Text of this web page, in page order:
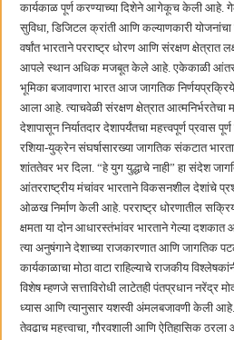
कार्यकाळ पूर्ण करण्याच्या दिशेने आगेकूच केली आहे.
सुविधा, डिजिटल क्रांती आणि कल्याणकारी
वर्षांत भारताने परराष्ट्र धोरण आणि संरक्षण
आपले स्थान अधिक मजबूत केले आहे. एकेकाळी
भूमिका बजावणारा भारत आज जागतिक
आला आहे. त्याचवेळी संरक्षण क्षेत्रात आत्मनिर्भरतेचा
देशापासून निर्यातदार देशापर्यंतचा महत्त्वपूर्ण प्रवास
रशिया-युक्रेन संघर्षासारख्या जागतिक संकटात
शांततेवर भर दिला. “हे युग युद्धाचे नाही” हा संदेश
आंतरराष्ट्रीय मंचांवर भारताने विकसनशील देशांचे
ओळख निर्माण केली आहे. परराष्ट्र धोरणातील
क्षमता या दोन आधारस्तंभांवर भारताने गेल्या
त्या अनुषंगाने देशाच्या राजकारणात आणि जागतिक
कार्यकाळाचा मोठा वाटा राहिल्याचे राजकीय
विशेष म्हणजे सत्ताविरोधी लाटेतही पंतप्रधान नरेंद्र
ध्यास आणि त्यानुसार यशस्वी अंमलबजावणी केली
तेवढाच महत्त्वाचा, गौरवशाली आणि ऐतिहासिक ठरला